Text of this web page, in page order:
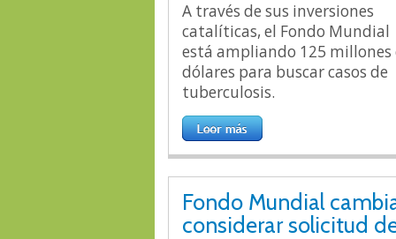
A través de sus inversiones
catalíticas, el Fondo Mundial
está ampliando 125 millones
dólares para buscar casos de
tuberculosis.
Fondo Mundial
considerar solicitud